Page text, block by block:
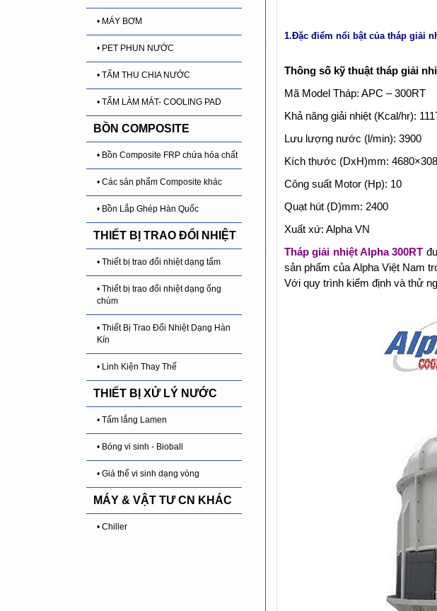
1.Đặc điểm nổi bật của tháp giải
Thông số kỹ thuật tháp giải
Mã Model Tháp: APC – 300RT
Khả năng giải nhiệt (Kcal/hr):
Lưu lượng nước (l/min): 3900
Kích thước (DxH)mm:
Công suất Motor (Hp): 10
Quạt hút (D)mm: 2400
Xuất xứ: Alpha VN
Tháp giải nhiệt Alpha 300RT
sản phẩm của Alpha Việt Nam
Với quy trình kiểm định và thử
• MÁY BƠM
• PET PHUN NƯỚC
• TẤM THU CHIA NƯỚC
• TẤM LÀM MÁT- COOLING PAD
BỒN COMPOSITE
• Bồn Composite FRP chứa hóa chất
• Các sản phẩm Composite khác
• Bồn Lắp Ghép Hàn Quốc
THIẾT BỊ TRAO ĐỔI NHIỆT
• Thiết bị trao đổi nhiệt dạng tấm
• Thiết bị trao đổi nhiệt dạng ống
chùm
• Thiết Bị Trao Đổi Nhiệt Dạng Hàn
Kín
• Linh Kiện Thay Thế
THIẾT BỊ XỬ LÝ NƯỚC
• Tấm lắng Lamen
• Bóng vi sinh - Bioball
• Giá thể vi sinh dạng vòng
MÁY & VẬT TƯ CN KHÁC
• Chiller